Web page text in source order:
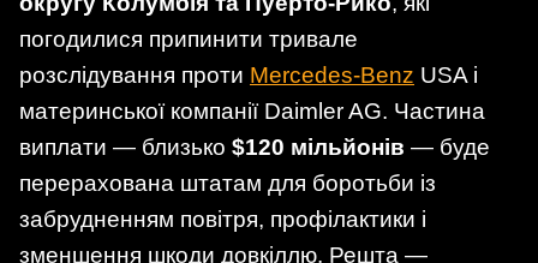
погодилися припинити тривале
розслідування проти Mercedes-Benz USA і
материнської компанії Daimler AG. Частина
виплати — близько $120 мільйонів — буде
перерахована штатам для боротьби із
забрудненням повітря, профілактики і
зменшення шкоди довкіллю. Решта —